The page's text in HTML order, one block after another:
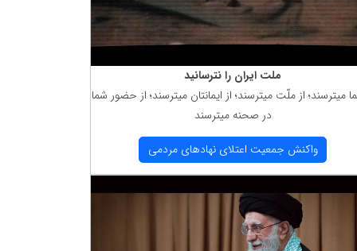
ملت ایران را نترسانید
میترسند؛ از ملّت میترسند؛ از ایمانتان میترسند؛ از حضور شما
در صحنه میترسند
واكنش جمعیت اعتلای نهادهای مردمی